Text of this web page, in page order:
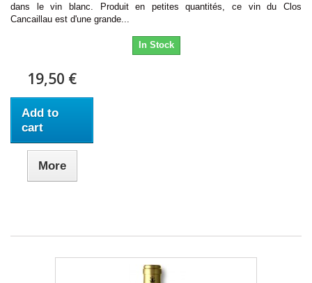
dans le vin blanc. Produit en petites quantités, ce vin du Clos
Cancaillau est d'une grande...
In Stock
19,50 €
Add to
cart
More